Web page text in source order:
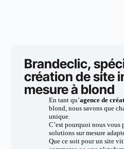
Brandeclic,
création de site
mesure à blond
En tant qu’agence de
blond, nous savons que
unique.
C’est pourquoi nous vous
solutions sur mesure
Que ce soit pour un site